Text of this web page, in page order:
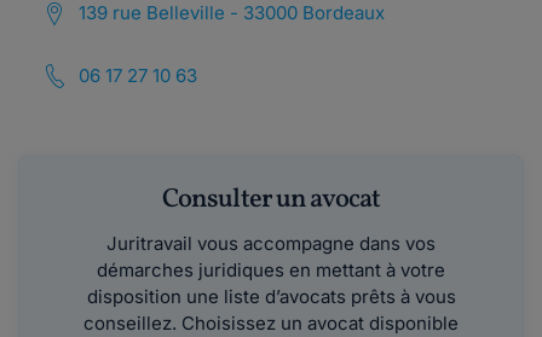
139 rue Belleville - 33000 Bordeaux
06 17 27 10 63
Consulter un avocat
Juritravail vous accompagne dans vos
démarches juridiques en mettant à votre
disposition une liste d’avocats prêts à vous
conseillez. Choisissez un avocat disponible